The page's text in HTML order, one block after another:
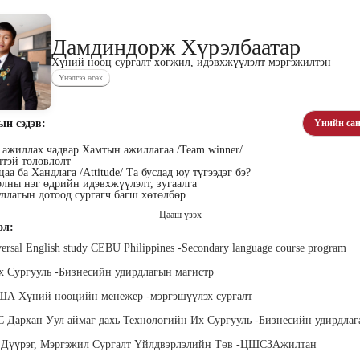
Дамдиндорж Хүрэлбаатар
Хүний нөөц сургалт хөгжил, идэвхжүүлэлт мэргэжилтэн
Үнэлгээ өгөх
сэдэв: Үнийн
ажиллах чадвар Хамтын ажиллагаа /Team winner/
төлөвлөлт
ба Хандлага /Attitude/ Та бусдад юу түгээдэг бэ?
нэг өдрийн идэвхжүүлэлт, зугаалга
дотоод сургагч багш хөтөлбөр
Цааш үзэх
English study CEBU Philippines -Secondary language course program
Сургууль -Бизнесийн удирдлагын магистр
Хүний нөөцийн менежер -мэргэшүүлэх сургалт
Уул аймаг дахь Технологийн Их Сургууль -Бизнесийн
Дүүрэг, Мэргэжил Сургалт Үйлдвэрлэлийн Төв -ЦШСЗАжилтан
Бизнес хөгжүүлэлт
зөвлөх
Жамъянсүрэн
Оймандах
Ёс зүйн академийн үүсгэн
байгуулагч, Гүйцэтгэх
захирал
Батсүх Ундрах-Эрдэнэ
Көүч багш Жаргаа бизнес
менежментийн зөвлөх
HR